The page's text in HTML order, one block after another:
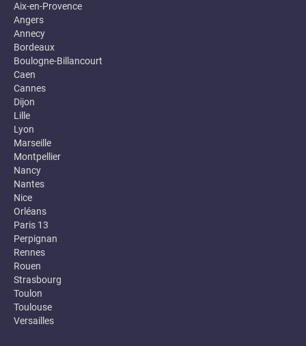
Aix-en-Provence
Angers
Annecy
Bordeaux
Boulogne-Billancourt
Caen
Cannes
Dijon
Lille
Lyon
Marseille
Montpellier
Nancy
Nantes
Nice
Orléans
Paris 13
Perpignan
Rennes
Rouen
Strasbourg
Toulon
Toulouse
Versailles